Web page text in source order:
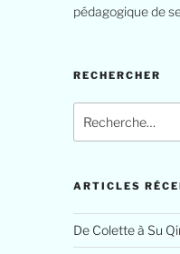
pédagogique de
RECHERCHER
ARTICLES
De Colette à Su